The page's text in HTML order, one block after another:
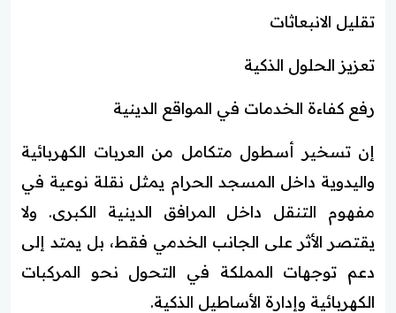
تقليل الانبعاثات
تعزيز الحلول الذكية
رفع كفاءة الخدمات في المواقع الدينية
إن تسخير أسطول متكامل من العربات الكهربائية
واليدوية داخل المسجد الحرام يمثل نقلة نوعية في
مفهوم التنقل داخل المرافق الدينية الكبرى. ولا
يقتصر الأثر على الجانب الخدمي فقط، بل يمتد إلى
دعم توجهات المملكة في التحول نحو المركبات
الكهربائية وإدارة الأساطيل الذكية.